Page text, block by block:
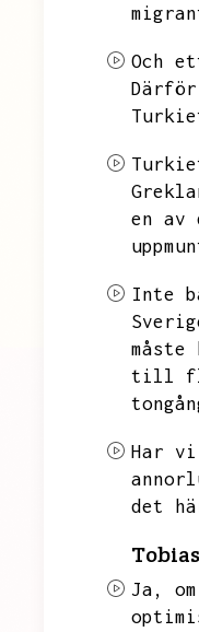
Och
en av
Inte
måste
till
Har
det
Tobias
Ja,